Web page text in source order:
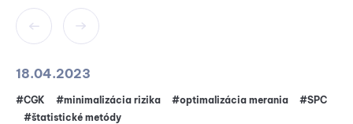
18.04.2023
#CGK #minimalizácia rizika #optimalizácia merania
#SPC
#štatistické metódy